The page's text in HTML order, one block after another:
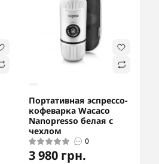
Портативная эспрессо-
кофеварка Wacaco
Nanopresso белая с
чехлом
0
3 980 грн.